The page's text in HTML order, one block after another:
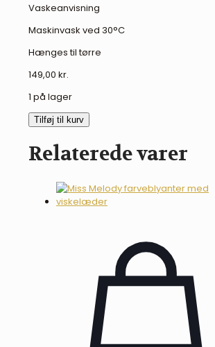
Vaskeanvisning
Maskinvask ved 30°C
Hænges til tørre
149,00 kr.
1 på lager
LeMieux
stressmaske
til
kæphest
Tilføj til kurv
Relaterede varer